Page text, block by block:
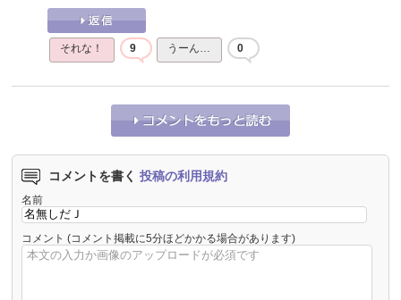
それな！ 9 うーん… 0
コメントを書く 投稿の利用規約
名前
コメント (コメント掲載に5分ほどかかる場合があります)